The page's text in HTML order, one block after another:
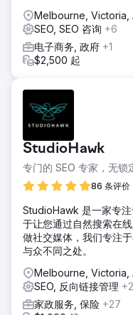
Melbourne, Victoria,
SEO, SEO 咨询 +6
电子商务, 政府 +1
$2,500 起
StudioHawk
专门的 SEO 专家，无锁
86 条评价
StudioHawk 是一家专注
于让您通过自然搜索在
做社交媒体，我们专注
与众不同之处。
Melbourne, Victoria,
SEO, 反向链接管理
家政服务, 保险 +27